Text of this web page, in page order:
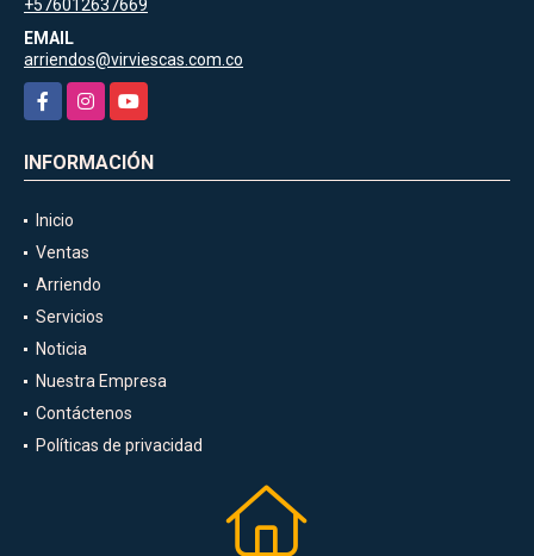
+576012637669
EMAIL
arriendos@virviescas.com.co
FacebookInstagramYouTube
INFORMACIÓN
Inicio
Ventas
Arriendo
Servicios
Noticia
Nuestra Empresa
Contáctenos
Políticas de privacidad